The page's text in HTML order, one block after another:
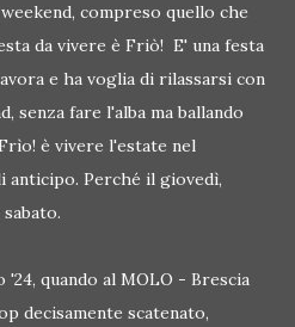
compreso quello che
da vivere è Friò! E' una festa
e ha voglia di rilassarsi con
senza fare l'alba ma ballando
è vivere l'estate nel
anticipo. Perché il giovedì,
quando al MOLO - Brescia
decisamente scatenato,